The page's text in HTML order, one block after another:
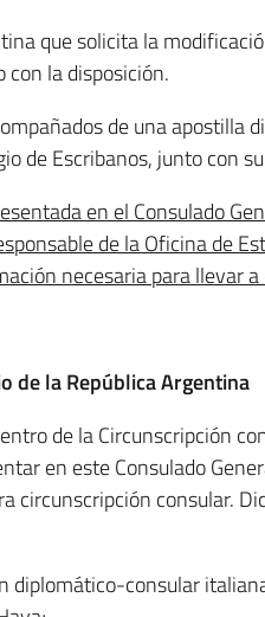
que solicita la
con la disposición.
de una apostilla
de Escribanos, junto con
en el Consulado
de la Oficina de
necesaria para llevar
de la República Argentina
de la Circunscripción
en este Consulado
circunscripción consular.
diplomático-consular